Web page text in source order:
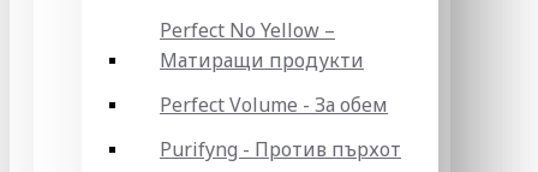
Perfect No Yellow –
Матиращи продукти
Perfect Volume - За обем
Purifyng - Против пърхот